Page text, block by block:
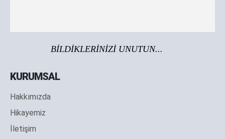
BİLDİKLERİNİZİ UNUTUN...
KURUMSAL
Hakkımızda
Hikayemiz
İletişim